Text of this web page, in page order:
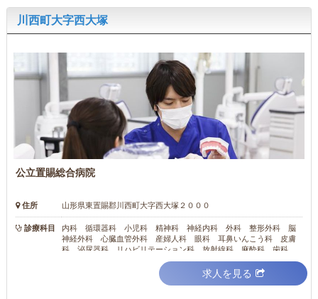
川西町大字西大塚
公立置賜総合病院
住所 山形県東置賜郡川西町大字西大塚２０００
診療科目
内科 循環器科 小児科 精神科 神経内科 外科 整形外科 脳
神経外科 心臓血管外科 産婦人科 眼科 耳鼻いんこう科 皮膚
科 泌尿器科 リハビリテーション科 放射線科 麻酔科 歯科
求人を見る